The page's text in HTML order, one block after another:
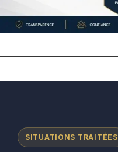
SITUATIONS TRAITÉES